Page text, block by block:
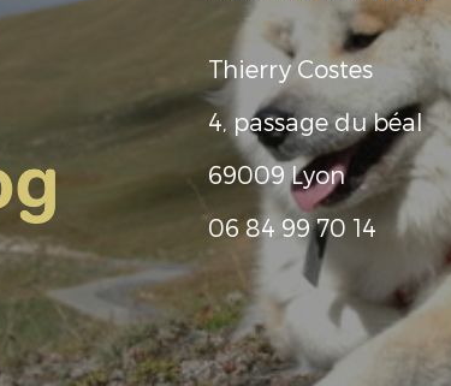
Thierry Costes
4, passage du béal
69009 Lyon
06 84 99 70 14